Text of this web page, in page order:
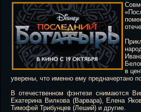
в
уверены, что именно ему предначертано
В отечественном фэнтези снимаются
Екатерина Вилкова (Варвара), Елена
Тимофей Трибунцев (Леший) и другие.